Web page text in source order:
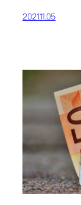
2021.11.05